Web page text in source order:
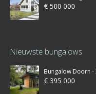
€ 500 000
Nieuwste bungalows
Bungalow Doorn -
€ 395 000